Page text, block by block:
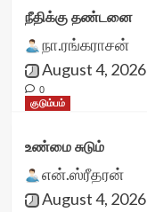
நீதிக்கு தண்டனை
நா.ரங்கராசன்
August 4, 2026
0
குடும்பம்
உண்மை சுடும்
என்.ஸ்ரீதரன்
August 4, 2026